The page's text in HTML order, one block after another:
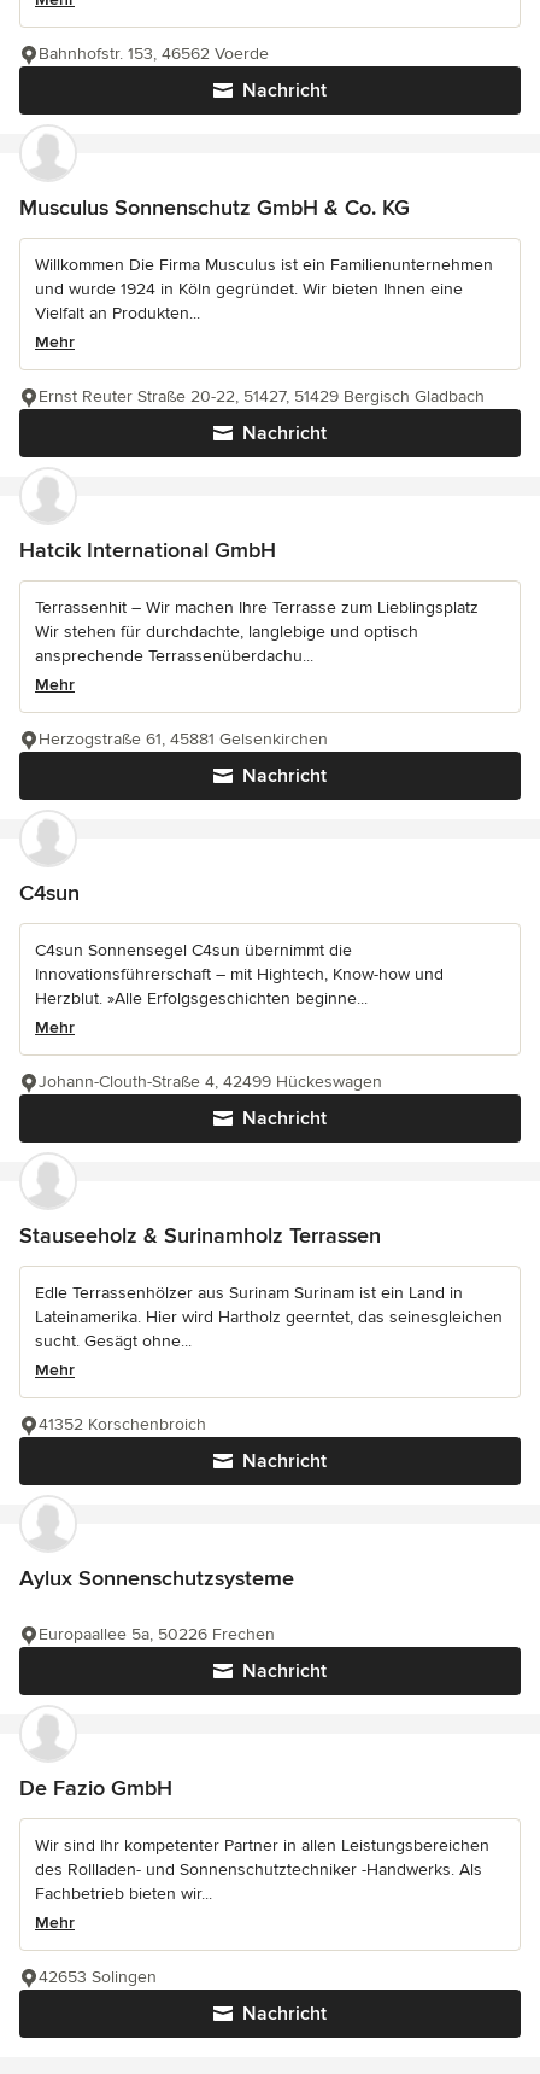
Nachricht
Bahnhofstr. 153, 46562 Voerde
Musculus Sonnenschutz GmbH & Co. KG
Willkommen Die Firma Musculus ist ein Familienunternehmen
und wurde 1924 in Köln gegründet. Wir bieten Ihnen eine
Vielfalt an Produkten...
Mehr
Nachricht
Ernst Reuter Straße 20-22, 51427, 51429 Bergisch Gladbach
Hatcik International GmbH
Terrassenhit – Wir machen Ihre Terrasse zum Lieblingsplatz
Wir stehen für durchdachte, langlebige und optisch
ansprechende Terrassenüberdachu...
Mehr
Nachricht
Herzogstraße 61, 45881 Gelsenkirchen
C4sun
C4sun Sonnensegel C4sun übernimmt die
Innovationsführerschaft – mit Hightech, Know-how und
Herzblut. »Alle Erfolgsgeschichten beginne...
Mehr
Nachricht
Johann-Clouth-Straße 4, 42499 Hückeswagen
Stauseeholz & Surinamholz Terrassen
Edle Terrassenhölzer aus Surinam Surinam ist ein Land in
Lateinamerika. Hier wird Hartholz geerntet, das seinesgleichen
sucht. Gesägt ohne...
Mehr
Nachricht
41352 Korschenbroich
Aylux Sonnenschutzsysteme
Nachricht
Europaallee 5a, 50226 Frechen
De Fazio GmbH
Wir sind Ihr kompetenter Partner in allen Leistungsbereichen
des Rollladen- und Sonnenschutztechniker -Handwerks. Als
Fachbetrieb bieten wir...
Mehr
Nachricht
42653 Solingen